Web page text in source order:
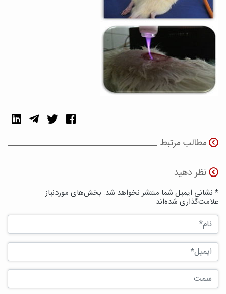
مطالب مرتبط
نظر دهید
* نشانی ایمیل شما منتشر نخواهد شد. بخش‌های موردنیاز
علامت‌گذاری شده‌اند